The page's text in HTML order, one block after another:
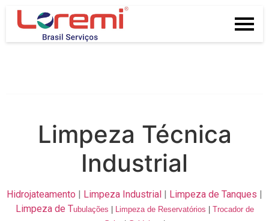
Limpeza Técnica
Industrial
Hidrojateamento | Limpeza Industrial | Limpeza de Tanques |
Limpeza de Tubulações Limpeza de Reservatórios
Trocador de